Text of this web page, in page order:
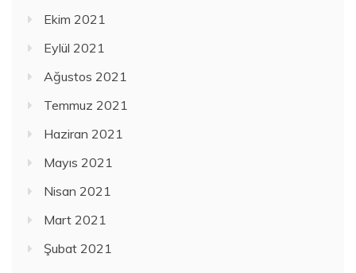
Ekim 2021
Eylül 2021
Ağustos 2021
Temmuz 2021
Haziran 2021
Mayıs 2021
Nisan 2021
Mart 2021
Şubat 2021